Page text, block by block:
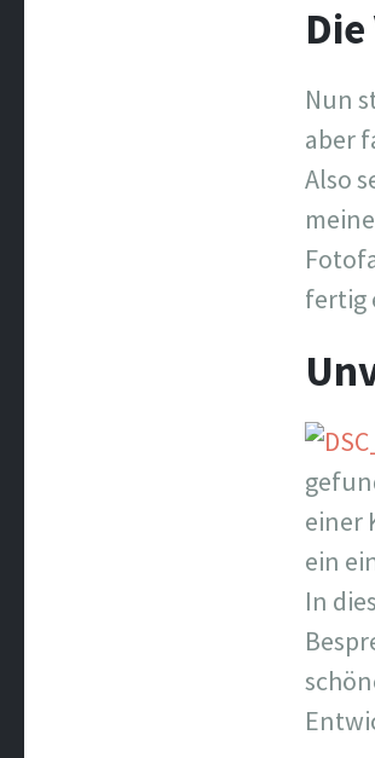
Nun
aber
Also
fertig
einer
ein
In